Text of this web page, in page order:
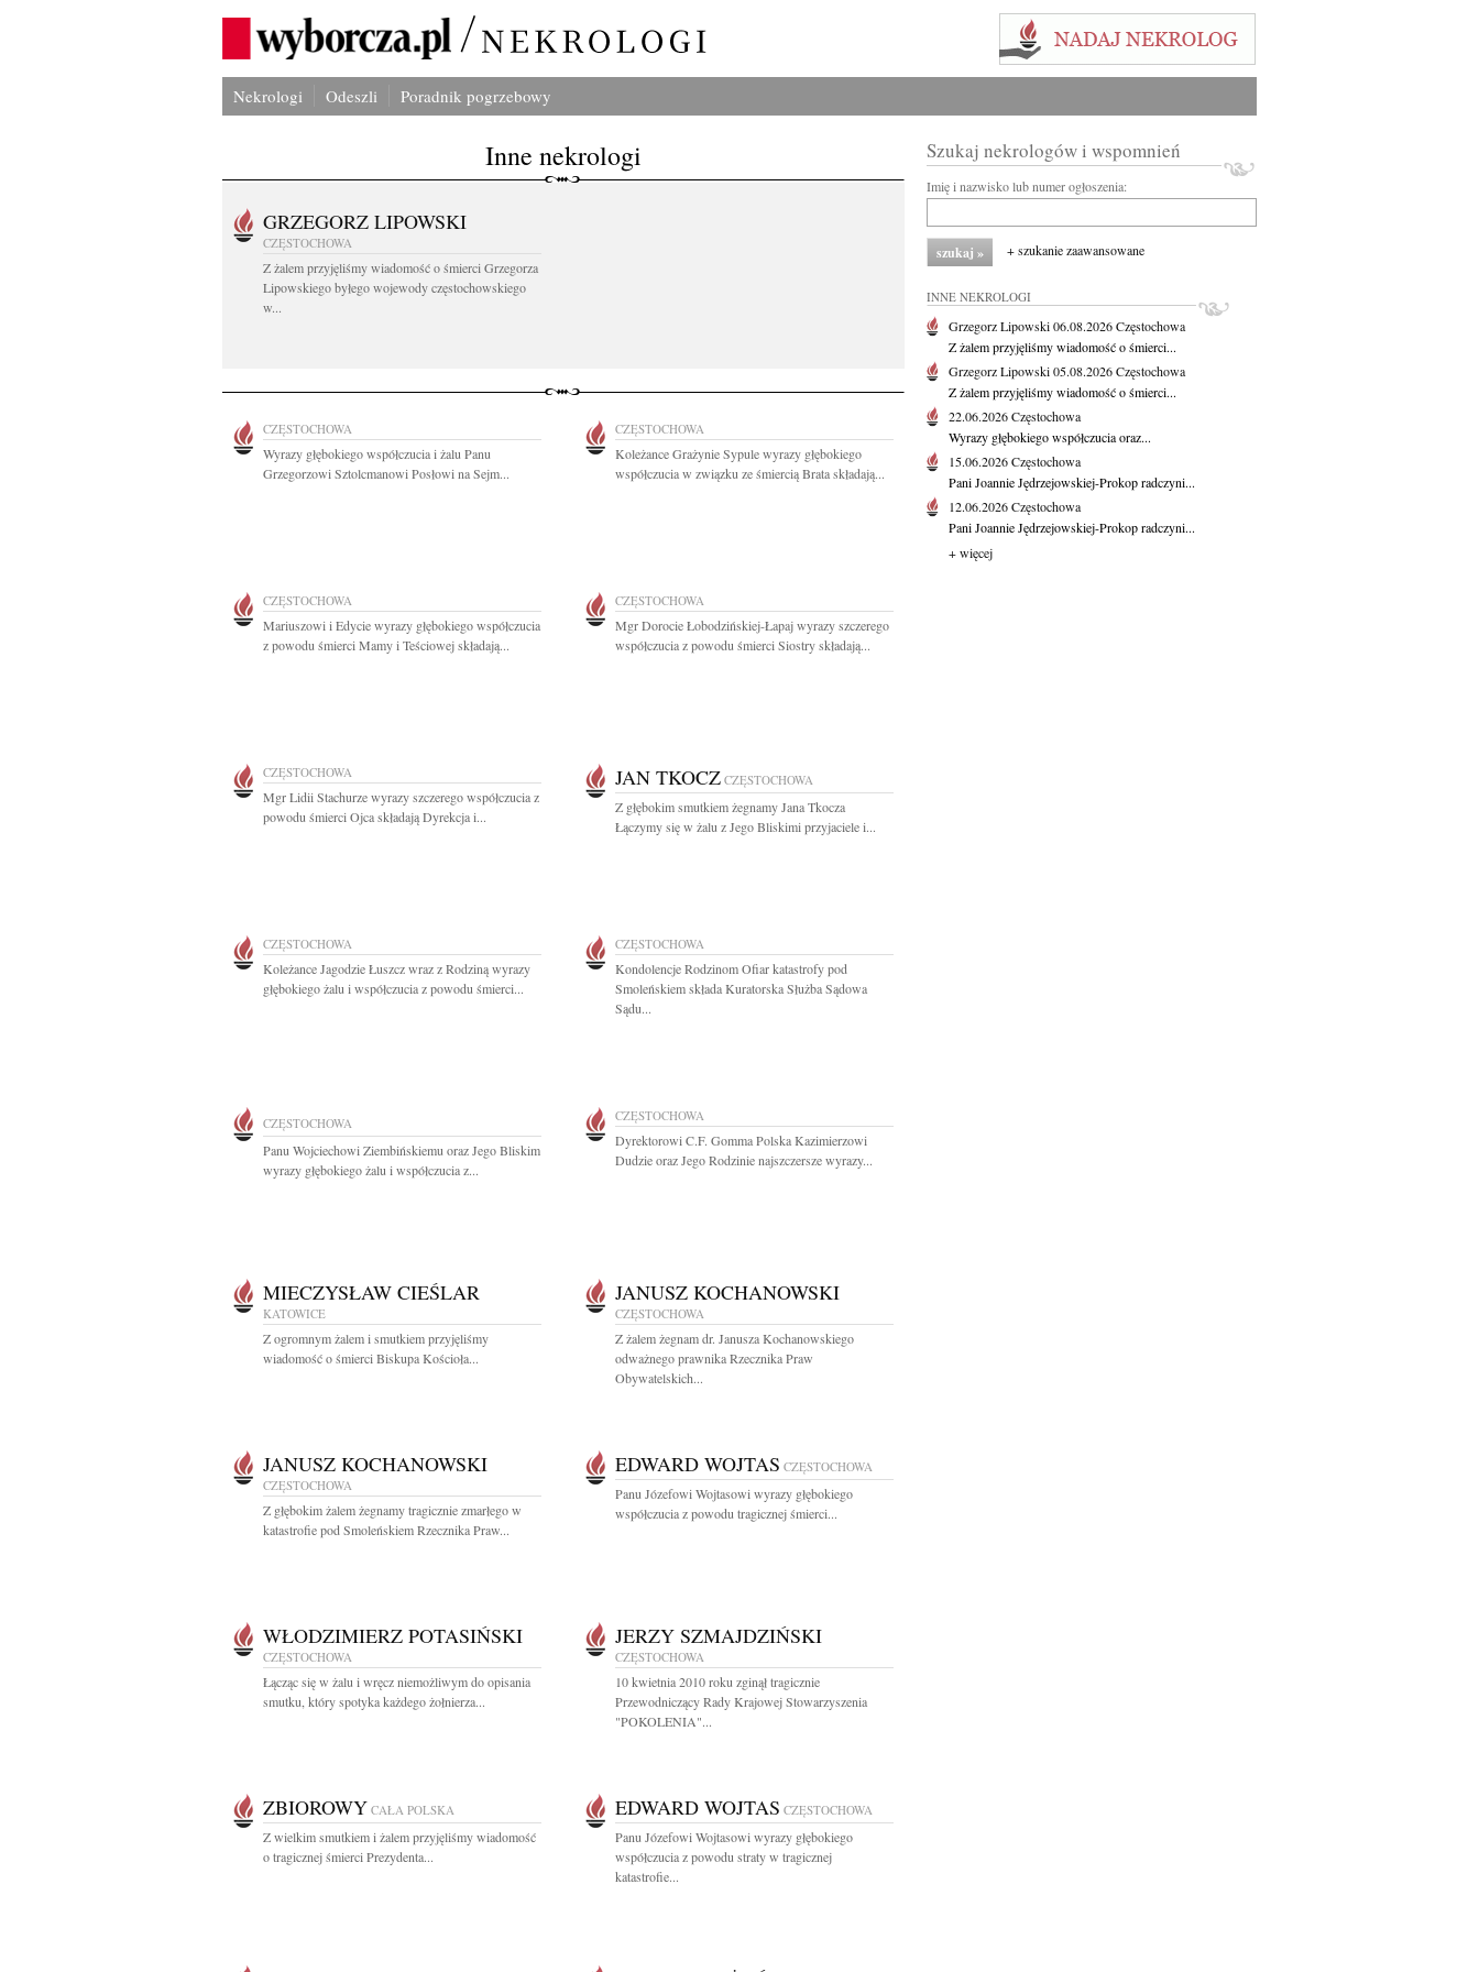
Nekrologi Odeszli Poradnik pogrzebowy
Inne nekrologi
GRZEGORZ LIPOWSKI
CZĘSTOCHOWA
Z żalem przyjęliśmy wiadomość o śmierci Grzegorza
Lipowskiego byłego wojewody częstochowskiego
w...
CZĘSTOCHOWA
Wyrazy głębokiego współczucia i żalu Panu
Grzegorzowi Sztolcmanowi Posłowi na Sejm...
CZĘSTOCHOWA
Koleżance Grażynie Sypule wyrazy głębokiego
współczucia w związku ze śmiercią Brata składają...
CZĘSTOCHOWA
Mariuszowi i Edycie wyrazy głębokiego współczucia
z powodu śmierci Mamy i Teściowej składają...
CZĘSTOCHOWA
Mgr Dorocie Łobodzińskiej-Łapaj wyrazy szczerego
współczucia z powodu śmierci Siostry składają...
CZĘSTOCHOWA
Mgr Lidii Stachurze wyrazy szczerego współczucia z
powodu śmierci Ojca składają Dyrekcja i...
JAN TKOCZ CZĘSTOCHOWA
Z głębokim smutkiem żegnamy Jana Tkocza
Łączymy się w żalu z Jego Bliskimi przyjaciele i...
CZĘSTOCHOWA
Koleżance Jagodzie Łuszcz wraz z Rodziną wyrazy
głębokiego żalu i współczucia z powodu śmierci...
CZĘSTOCHOWA
Kondolencje Rodzinom Ofiar katastrofy pod
Smoleńskiem składa Kuratorska Służba Sądowa
Sądu...
CZĘSTOCHOWA
Panu Wojciechowi Ziembińskiemu oraz Jego Bliskim
wyrazy głębokiego żalu i współczucia z...
CZĘSTOCHOWA
Dyrektorowi C.F. Gomma Polska Kazimierzowi
Dudzie oraz Jego Rodzinie najszczersze wyrazy...
MIECZYSŁAW CIEŚLAR
KATOWICE
Z ogromnym żalem i smutkiem przyjęliśmy
wiadomość o śmierci Biskupa Kościoła...
JANUSZ KOCHANOWSKI
CZĘSTOCHOWA
Z żalem żegnam dr. Janusza Kochanowskiego
odważnego prawnika Rzecznika Praw
Obywatelskich...
JANUSZ KOCHANOWSKI
CZĘSTOCHOWA
Z głębokim żalem żegnamy tragicznie zmarłego w
katastrofie pod Smoleńskiem Rzecznika Praw...
EDWARD WOJTAS CZĘSTOCHOWA
Panu Józefowi Wojtasowi wyrazy głębokiego
współczucia z powodu tragicznej śmierci...
WŁODZIMIERZ POTASIŃSKI
CZĘSTOCHOWA
Łącząc się w żalu i wręcz niemożliwym do opisania
smutku, który spotyka każdego żołnierza...
JERZY SZMAJDZIŃSKI
CZĘSTOCHOWA
10 kwietnia 2010 roku zginął tragicznie
Przewodniczący Rady Krajowej Stowarzyszenia
"POKOLENIA"...
ZBIOROWY CAŁA POLSKA
Z wielkim smutkiem i żalem przyjęliśmy wiadomość
o tragicznej śmierci Prezydenta...
EDWARD WOJTAS CZĘSTOCHOWA
Panu Józefowi Wojtasowi wyrazy głębokiego
współczucia z powodu straty w tragicznej
katastrofie...
Szukaj nekrologów i wspomnień
Imię i nazwisko lub numer ogłoszenia:
+ szukanie zaawansowane
INNE NEKROLOGI
Grzegorz Lipowski06.08.2026Częstochowa
Z żalem przyjęliśmy wiadomość o śmierci...
Grzegorz Lipowski05.08.2026Częstochowa
Z żalem przyjęliśmy wiadomość o śmierci...
22.06.2026Częstochowa
Wyrazy głębokiego współczucia oraz...
15.06.2026Częstochowa
Pani Joannie Jędrzejowskiej-Prokop radczyni...
12.06.2026Częstochowa
Pani Joannie Jędrzejowskiej-Prokop radczyni...
+ więcej